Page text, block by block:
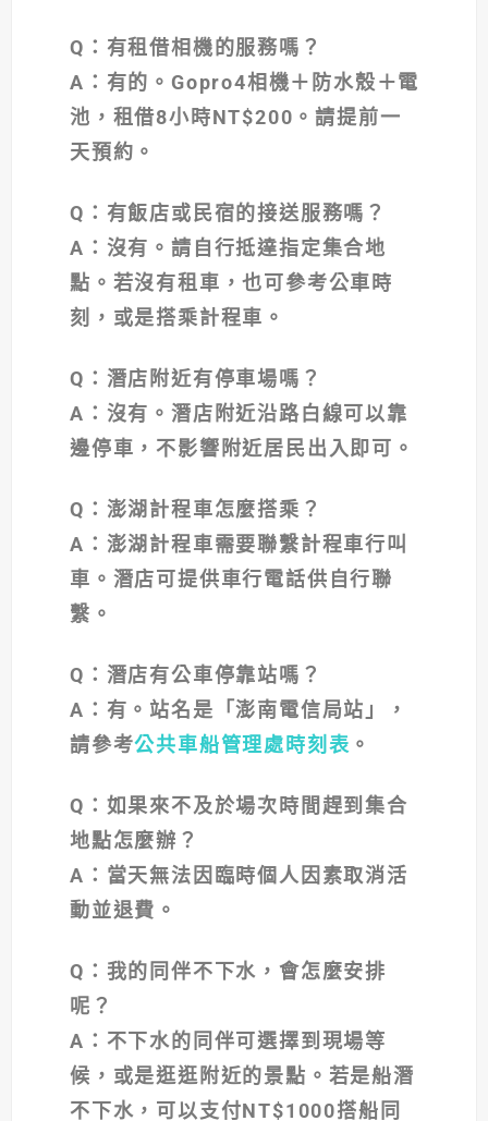
Q ：有租借相機的服務嗎？
A ：有的。Gopro4相機＋防水殼＋電
池，租借8小時NT$200。請提前一
天預約。
Q ：有飯店或民宿的接送服務嗎？
A ：沒有。請自行抵達指定集合地
點。若沒有租車，也可參考公車時
刻，或是搭乘計程車。
Q ：潛店附近有停車場嗎？
A ：沒有。潛店附近沿路白線可以靠
邊停車，不影響附近居民出入即可。
Q ：澎湖計程車怎麼搭乘？
A ：澎湖計程車需要聯繫計程車行叫
車。潛店可提供車行電話供自行聯
繫。
Q ：潛店有公車停靠站嗎？
A ：有。站名是「澎南電信局站」，
請參考公共車船管理處時刻表 。
Q ：如果來不及於場次時間趕到集合
地點怎麼辦？
A ：當天無法因臨時個人因素取消活
動並退費。
Q ：我的同伴不下水，會怎麼安排
呢？
A ：不下水的同伴可選擇到現場等
候，或是逛逛附近的景點。若是船潛
不下水，可以支付NT$1000搭船同